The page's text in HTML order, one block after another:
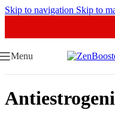
Skip to navigation Skip to
Menu